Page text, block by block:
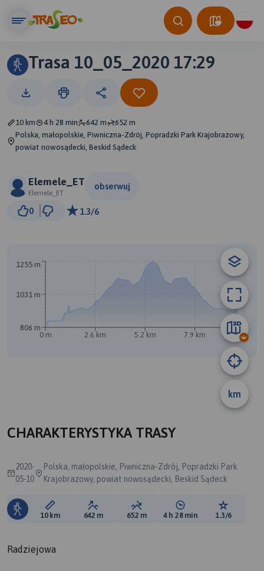
Trasa 10_05_2020 17:29
10 km 4 h 28 min 642 m
652 m
Polska, małopolskie, Piwniczna-Zdrój, Popradzki Park Krajobrazowy,
powiat nowosądecki, Beskid Sądeck
Elemele_ET
Elemele_ET
obserwuj
0 1.3/6
km
0 m 2.6 km 5.2 km 7.9 km 10 km
806 m
1031 m
1255 m
CHARAKTERYSTYKA TRASY
2020-
05-10
Polska, małopolskie, Piwniczna-Zdrój, Popradzki Park
Krajobrazowy, powiat nowosądecki, Beskid Sądeck
Długość trasy:
10 km Suma przewyższeń:
642 m Suma spadków:
652 m Średni czas potrzebny
4 h 28 min Ocena
1.3/6
Radziejowa